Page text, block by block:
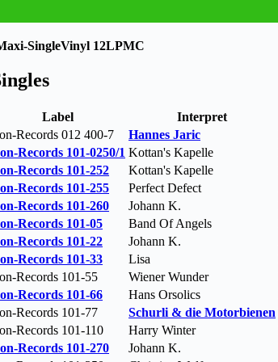
SingleVinyl 12LPMC
Label Interpret
Records 012 400-7 Hannes Jaric
Records 101-0250/1 Kottan's Kapelle
Records 101-252 Kottan's Kapelle
Records 101-255 Perfect Defect
Records 101-260 Johann K.
Records 101-05 Band Of Angels
Records 101-22 Johann K.
Records 101-33 Lisa
Records 101-55 Wiener Wunder
Records 101-66 Hans Orsolics
Records 101-77 Schurli & die Motorbienen
Records 101-110 Harry Winter
Records 101-270 Johann K.